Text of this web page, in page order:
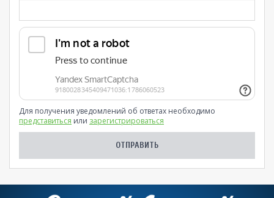
Для получения уведомлений об ответах необходимо
представиться или зарегистрироваться